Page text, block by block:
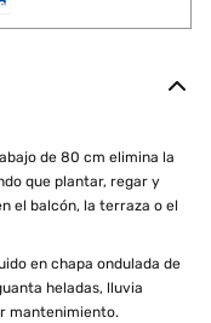
de 80 cm elimina la
que plantar, regar y
el balcón, la terraza o el
en chapa ondulada de
heladas, lluvia
mantenimiento.